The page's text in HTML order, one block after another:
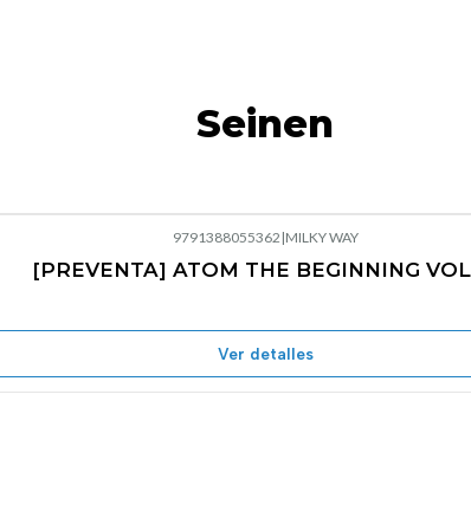
Seinen
9791388055362 |MILKY WAY
[PREVENTA] ATOM THE BEGINNING
Ver detalles